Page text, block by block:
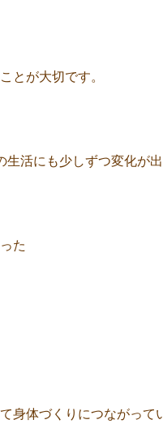
とが大切です。
活にも少しずつ変化が出
た
身体づくりにつながって